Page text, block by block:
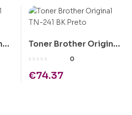
Toner Brother Original
TN-241 BK Preto
0
€74.37